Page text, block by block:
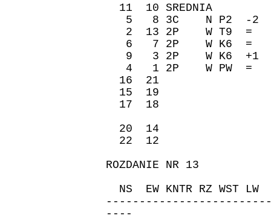
11 10 SREDNIA
5 8 3C N P2 -2
2 13 2P W T9 =
6 7 2P W K6 = -
9 3 2P W K6 +1
4 1 2P W PW =
16 21 -110
15 19 -80
17 18 -110
20 14 50
22 12 -110
ROZDANIE NR 13
NS EW KNTR RZ WST
----